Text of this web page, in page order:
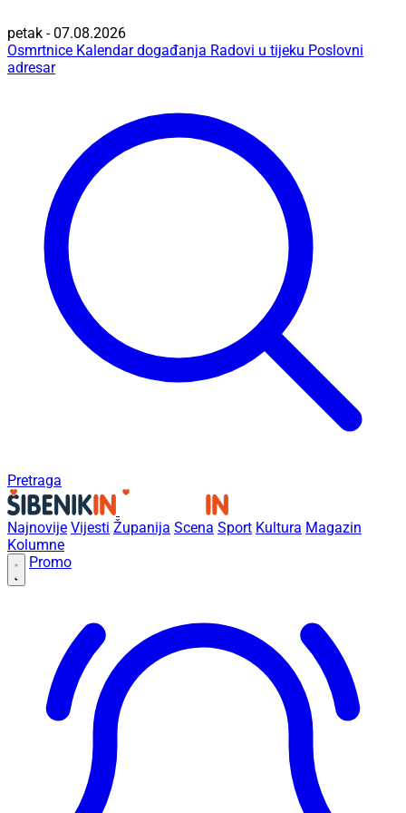
petak - 07.08.2026
Osmrtnice Kalendar događanja Radovi u tijeku Poslovni
adresar
Pretraga
Najnovije Vijesti Županija Scena Sport Kultura Magazin
Kolumne
Promo